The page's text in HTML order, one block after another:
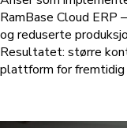
RamBase Cloud
og reduserte
Resultatet: større
plattform for fremtidig